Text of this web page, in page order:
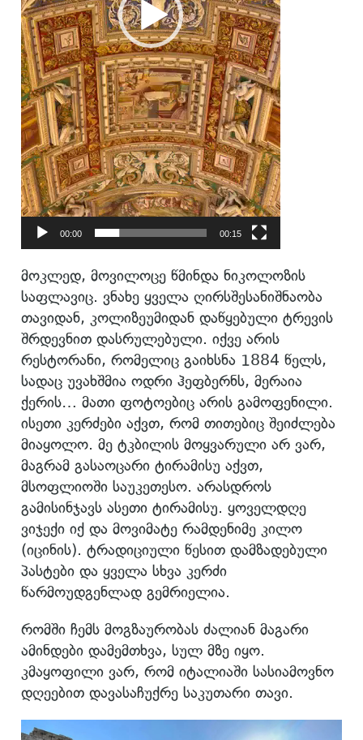
00:00 00:15
მოკლედ, მოვილოცე წმინდა ნიკოლოზის
საფლავიც. ვნახე ყველა ღირსშესანიშნაობა
თავიდან, კოლიზეუმიდან დაწყებული ტრევის
შრდევნით დასრულებული. იქვე არის
რესტორანი, რომელიც გაიხსნა 1884 წელს,
სადაც უვახშმია ოდრი ჰეფბერნს, მერაია
ქერის… მათი ფოტოებიც არის გამოფენილი.
ისეთი კერძები აქვთ, რომ თითებიც შეიძლება
მიაყოლო. მე ტკბილის მოყვარული არ ვარ,
მაგრამ გასაოცარი ტირამისუ აქვთ,
მსოფლიოში საუკეთესო. არასდროს
გამისინჯავს ასეთი ტირამისუ. ყოველდღე
ვიჯექი იქ და მოვიმატე რამდენიმე კილო
(იცინის). ტრადიციული წესით დამზადებული
პასტები და ყველა სხვა კერძი
წარმოუდგენლად გემრიელია.
რომში ჩემს მოგზაურობას ძალიან მაგარი
ამინდები დამემთხვა, სულ მზე იყო.
კმაყოფილი ვარ, რომ იტალიაში სასიამოვნო
დღეებით დავასაჩუქრე საკუთარი თავი.